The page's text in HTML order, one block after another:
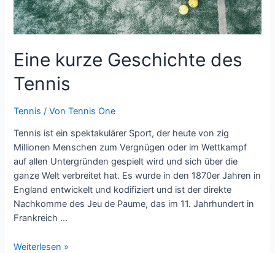
Eine kurze Geschichte des
Tennis
Tennis / VonTennis One
Tennis ist ein spektakulärer Sport, der heute von zig
Millionen Menschen zum Vergnügen oder im Wettkampf
auf allen Untergründen gespielt wird und sich über die
ganze Welt verbreitet hat. Es wurde in den 1870er Jahren in
England entwickelt und kodifiziert und ist der direkte
Nachkomme des Jeu de Paume, das im 11. Jahrhundert in
Frankreich …
Eine
Weiterlesen »